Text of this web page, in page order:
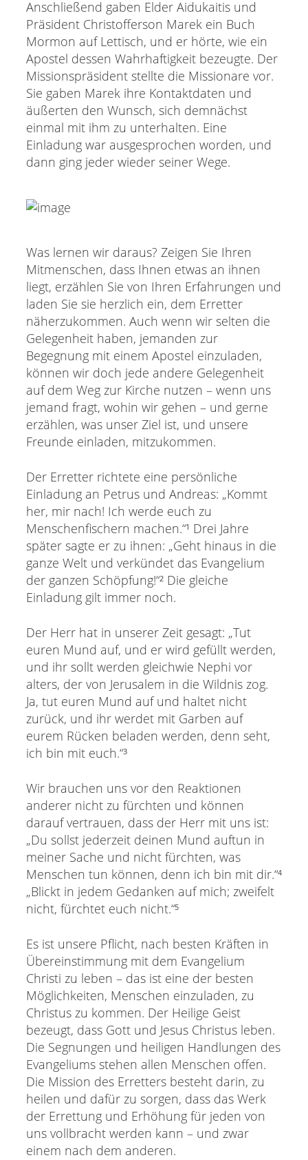
Anschließend gaben Elder Aidukaitis und
Präsident Christofferson Marek ein Buch
Mormon auf Lettisch, und er hörte, wie ein
Apostel dessen Wahrhaftigkeit bezeugte. Der
Missionspräsident stellte die Missionare vor.
Sie gaben Marek ihre Kontaktdaten und
äußerten den Wunsch, sich demnächst
einmal mit ihm zu unterhalten. Eine
Einladung war ausgesprochen worden, und
dann ging jeder wieder seiner Wege.
Was lernen wir daraus? Zeigen Sie Ihren
Mitmenschen, dass Ihnen etwas an ihnen
liegt, erzählen Sie von Ihren Erfahrungen und
laden Sie sie herzlich ein, dem Erretter
näherzukommen. Auch wenn wir selten die
Gelegenheit haben, jemanden zur
Begegnung mit einem Apostel einzuladen,
können wir doch jede andere Gelegenheit
auf dem Weg zur Kirche nutzen – wenn uns
jemand fragt, wohin wir gehen – und gerne
erzählen, was unser Ziel ist, und unsere
Freunde einladen, mitzukommen.
Der Erretter richtete eine persönliche
Einladung an Petrus und Andreas: „Kommt
her, mir nach! Ich werde euch zu
Menschenfischern machen.“¹ Drei Jahre
später sagte er zu ihnen: „Geht hinaus in die
ganze Welt und verkündet das Evangelium
der ganzen Schöpfung!“² Die gleiche
Einladung gilt immer noch.
Der Herr hat in unserer Zeit gesagt: „Tut
euren Mund auf, und er wird gefüllt werden,
und ihr sollt werden gleichwie Nephi vor
alters, der von Jerusalem in die Wildnis zog.
Ja, tut euren Mund auf und haltet nicht
zurück, und ihr werdet mit Garben auf
eurem Rücken beladen werden, denn seht,
ich bin mit euch.“³
Wir brauchen uns vor den Reaktionen
anderer nicht zu fürchten und können
darauf vertrauen, dass der Herr mit uns ist:
„Du sollst jederzeit deinen Mund auftun in
meiner Sache und nicht fürchten, was
Menschen tun können, denn ich bin mit dir.“⁴
„Blickt in jedem Gedanken auf mich; zweifelt
nicht, fürchtet euch nicht.“⁵
Es ist unsere Pflicht, nach besten Kräften in
Übereinstimmung mit dem Evangelium
Christi zu leben – das ist eine der besten
Möglichkeiten, Menschen einzuladen, zu
Christus zu kommen. Der Heilige Geist
bezeugt, dass Gott und Jesus Christus leben.
Die Segnungen und heiligen Handlungen des
Evangeliums stehen allen Menschen offen.
Die Mission des Erretters besteht darin, zu
heilen und dafür zu sorgen, dass das Werk
der Errettung und Erhöhung für jeden von
uns vollbracht werden kann – und zwar
einem nach dem anderen.